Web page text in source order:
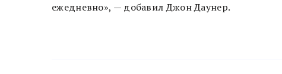
ежедневно», — добавил Джон Даунер.